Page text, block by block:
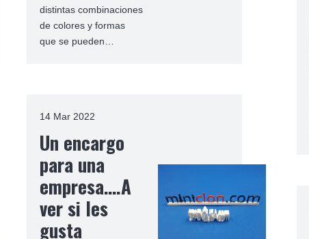
distintas combinaciones
de colores y formas
que se pueden…
14 Mar 2022
Un encargo
para una
empresa….A
ver si les
gusta